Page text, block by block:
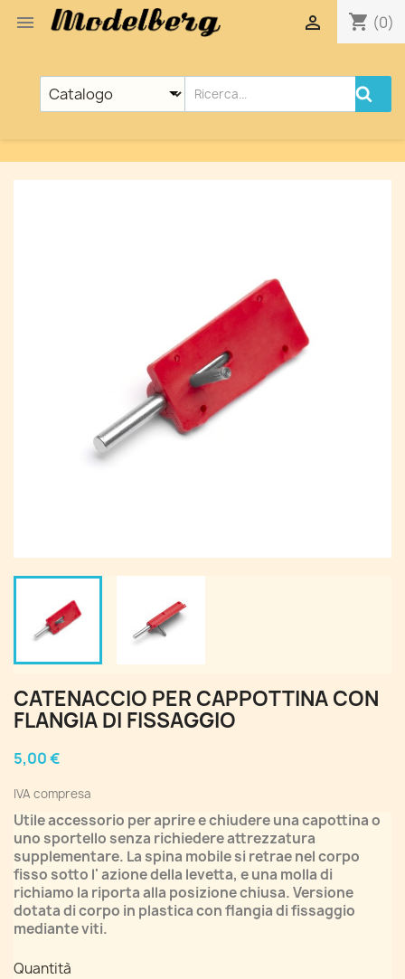
 shopping_cart (0)

CATENACCIO PER CAPPOTTINA CON
FLANGIA DI FISSAGGIO
5,00 €
IVA compresa
Utile accessorio per aprire e chiudere una capottina o
uno sportello senza richiedere attrezzatura
supplementare. La spina mobile si retrae nel corpo
fisso sotto l' azione della levetta, e una molla di
richiamo la riporta alla posizione chiusa. Versione
dotata di corpo in plastica con flangia di fissaggio
mediante viti.
Quantità